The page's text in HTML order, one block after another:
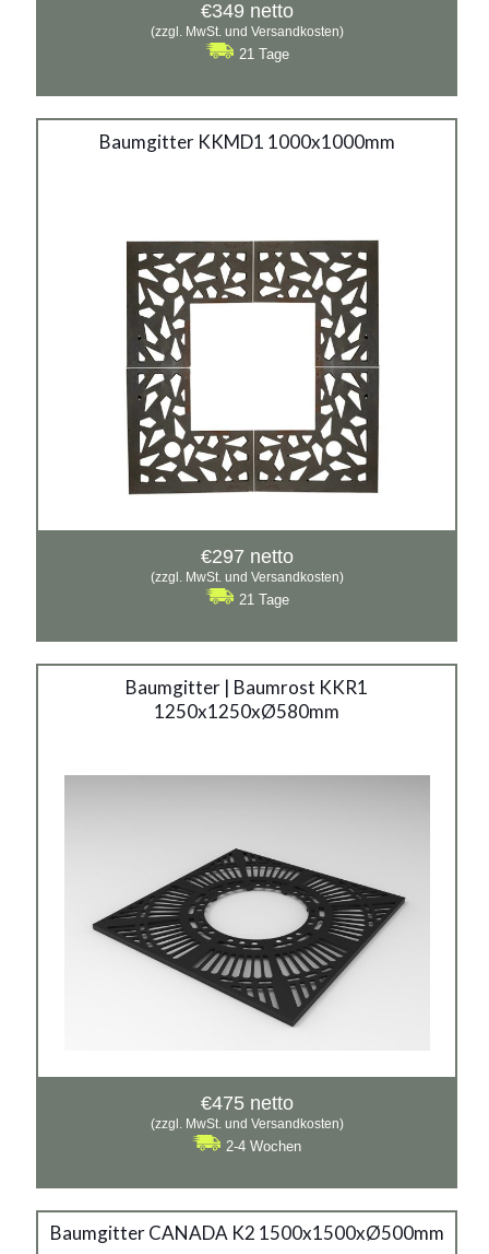
€349 netto
(zzgl. MwSt. und Versandkosten)
21 Tage
Baumgitter KKMD1 1000x1000mm
Baumgitter KKMD1
Gusseisen
€297 netto
(zzgl. MwSt. und Versandkosten)
21 Tage
Baumgitter | Baumrost KKR1
1250x1250xØ580mm
Baumgitter KKR1
1250x580mm
Material:
€475 netto
(zzgl. MwSt. und Versandkosten)
2-4 Wochen
Baumgitter CANADA K2 1500x1500xØ500mm
Baumgitter CANADA K2